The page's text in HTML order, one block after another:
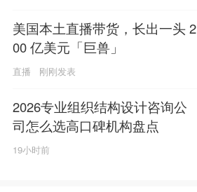
美国本土直播带货，长出一头 2
00 亿美元「巨兽」
直播 刚刚发表
2026专业组织结构设计咨询公
司怎么选高口碑机构盘点
19小时前